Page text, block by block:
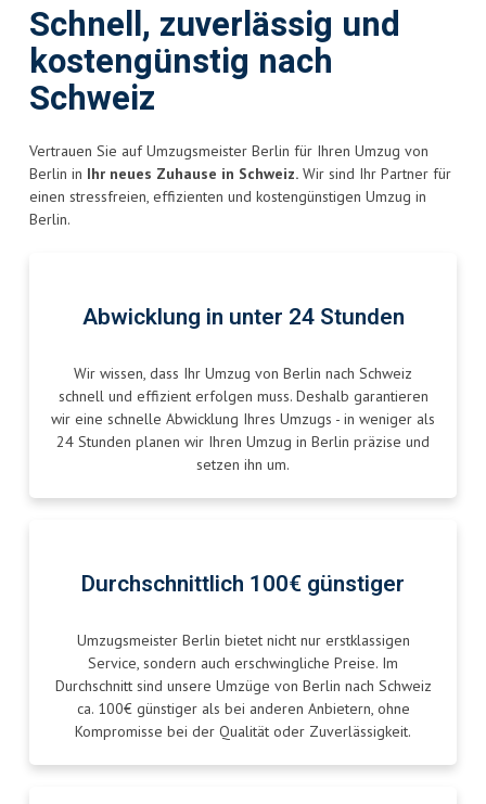
Schnell, zuverlässig und
kostengünstig nach
Schweiz
Vertrauen Sie auf Umzugsmeister Berlin für Ihren Umzug von
Berlin in Ihr neues Zuhause in Schweiz. Wir sind Ihr Partner für
einen stressfreien, effizienten und kostengünstigen Umzug in
Berlin.
Abwicklung in unter 24 Stunden
Wir wissen, dass Ihr Umzug von Berlin nach Schweiz
schnell und effizient erfolgen muss. Deshalb garantieren
wir eine schnelle Abwicklung Ihres Umzugs - in weniger als
24 Stunden planen wir Ihren Umzug in Berlin präzise und
setzen ihn um.
Durchschnittlich 100€ günstiger
Umzugsmeister Berlin bietet nicht nur erstklassigen
Service, sondern auch erschwingliche Preise. Im
Durchschnitt sind unsere Umzüge von Berlin nach Schweiz
ca. 100€ günstiger als bei anderen Anbietern, ohne
Kompromisse bei der Qualität oder Zuverlässigkeit.